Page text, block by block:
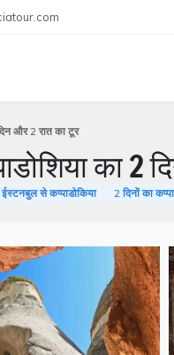
और 2 रात का टूर
का 2
ईस्टनबुल से कप्पाडोकिया 2 दिनों का